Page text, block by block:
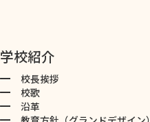
学校紹介
校長挨拶
校歌
沿革